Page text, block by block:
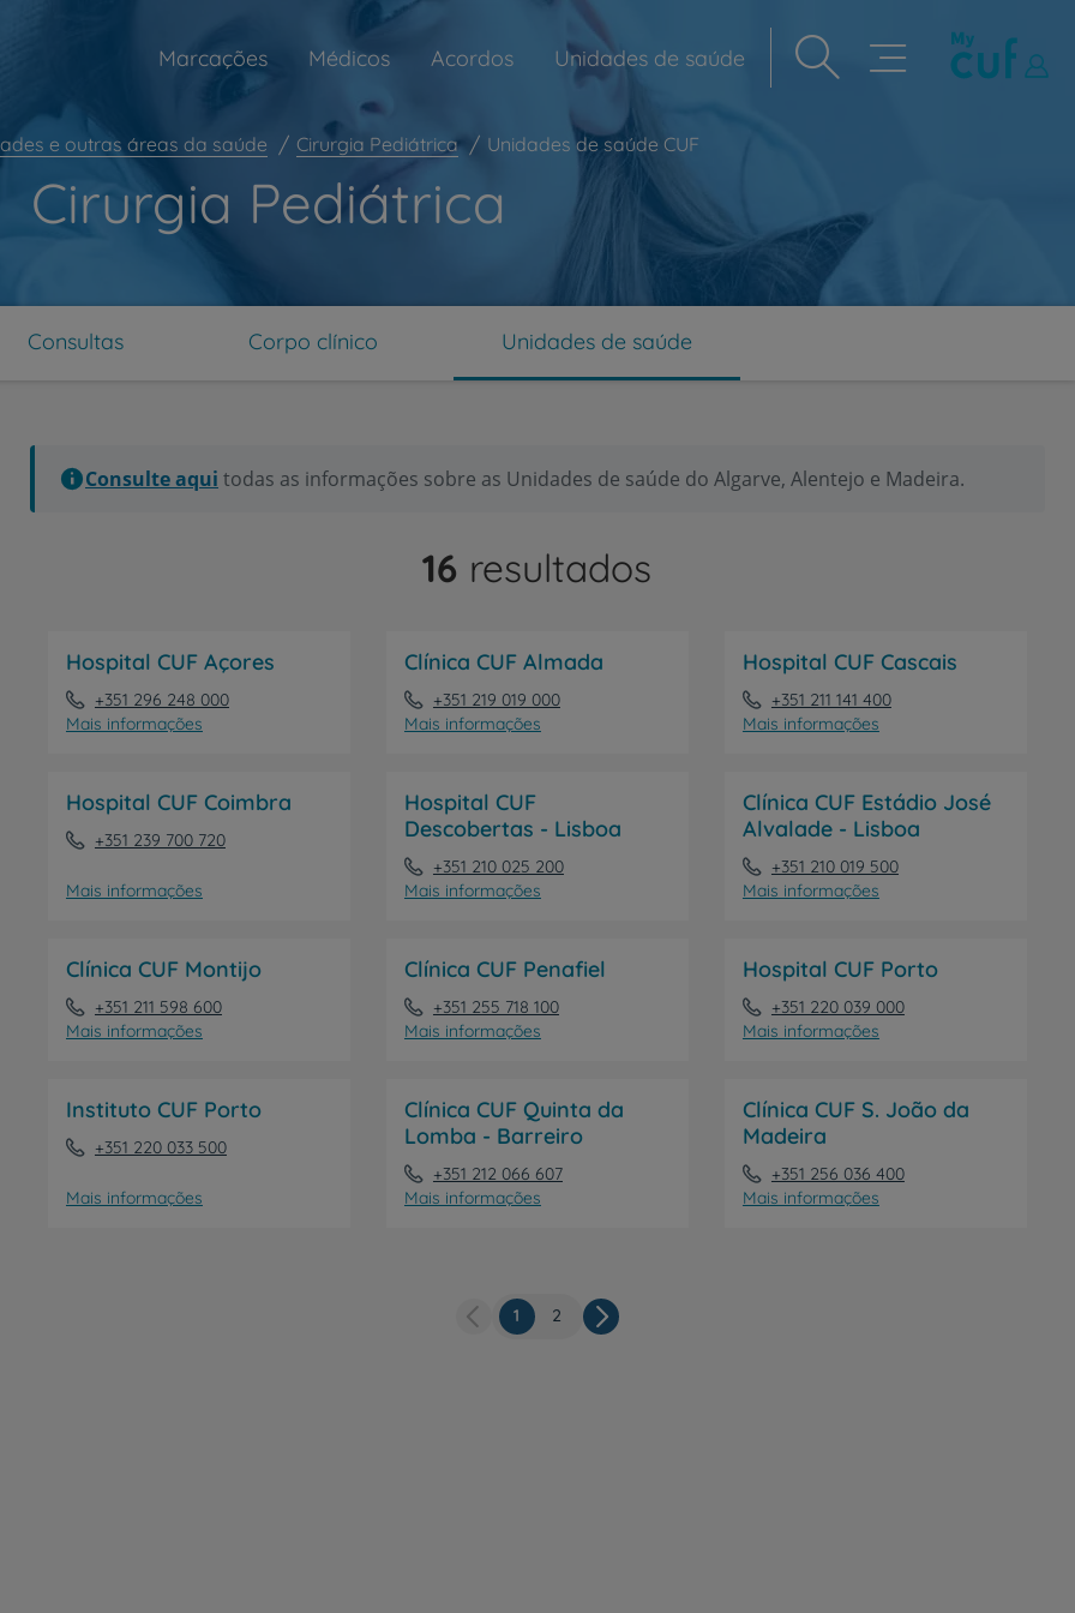
Navegação
Marcações Médicos Acordos Unidades de saúde
Prevenção e bem-estar
Grandes Áreas da Saúde
Serviços CUF
Plano +CUF
My CUF
Clientes e acompanhantes
CUF Academic Center
Para profissionais
e outras áreas da saúde Cirurgia Pediátrica Unidades de saúde CUF
Cirurgia Pediátrica
Consultas Corpo clínico Unidades de saúde
Consulte aqui todas as informações sobre as Unidades de saúde do Algarve, Alentejo e Madeira.
16 resultados
Hospital CUF Açores
+351 296 248 000
Mais informações
Clínica CUF Almada
+351 219 019 000
Mais informações
Hospital CUF Cascais
+351 211 141 400
Mais informações
Hospital CUF Coimbra
+351 239 700 720
Mais informações
Hospital CUF
Descobertas - Lisboa
+351 210 025 200
Mais informações
Clínica CUF Estádio José
Alvalade - Lisboa
+351 210 019 500
Mais informações
Clínica CUF Montijo
+351 211 598 600
Mais informações
Clínica CUF Penafiel
+351 255 718 100
Mais informações
Hospital CUF Porto
+351 220 039 000
Mais informações
Instituto CUF Porto
+351 220 033 500
Mais informações
Clínica CUF Quinta da
Lomba - Barreiro
+351 212 066 607
Mais informações
Clínica CUF S. João da
Madeira
+351 256 036 400
Mais informações
Paginação
Página
1 Página
2